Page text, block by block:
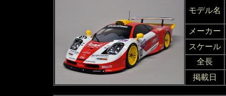
モデル名
メーカー
スケール
全長
掲載日